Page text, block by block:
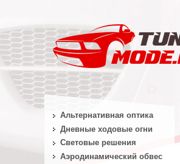
Альтернативная оптика
Дневные ходовые огни
Световые решения
Аэродинамический обвес